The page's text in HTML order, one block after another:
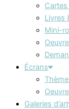
Cartes
Livres
Mini-
Écrans
Galeries d’art